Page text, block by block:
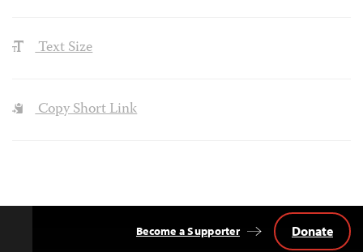
Text Size
Copy Short Link
Become a Supporter Donate